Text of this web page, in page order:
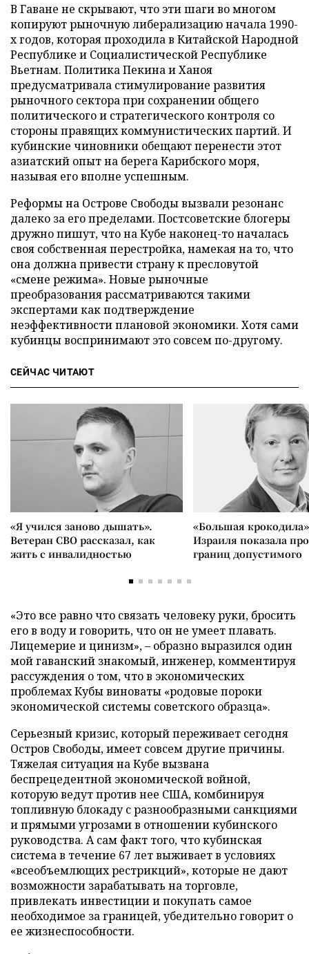
В Гаване не скрывают, что эти шаги во многом
копируют рыночную либерализацию начала 1990-
х годов, которая проходила в Китайской Народной
Республике и Социалистической Республике
Вьетнам. Политика Пекина и Ханоя
предусматривала стимулирование развития
рыночного сектора при сохранении общего
политического и стратегического контроля со
стороны правящих коммунистических партий. И
кубинские чиновники обещают перенести этот
азиатский опыт на берега Карибского моря,
называя его вполне успешным.
Реформы на Острове Свободы вызвали резонанс
далеко за его пределами. Постсоветские блогеры
дружно пишут, что на Кубе наконец-то началась
своя собственная перестройка, намекая на то, что
она должна привести страну к пресловутой
«смене режима». Новые рыночные
преобразования рассматриваются такими
экспертами как подтверждение
неэффективности плановой экономики. Хотя сами
кубинцы воспринимают это совсем по-другому.
СЕЙЧАС ЧИТАЮТ
«Я учился заново дышать».
Ветеран СВО рассказал, как
жить с инвалидностью
«Большая
Израиля показала
границ допустимого
«Это все равно что связать человеку руки, бросить
его в воду и говорить, что он не умеет плавать.
Лицемерие и цинизм», – образно выразился один
мой гаванский знакомый, инженер, комментируя
рассуждения о том, что в экономических
проблемах Кубы виноваты «родовые пороки
экономической системы советского образца».
Серьезный кризис, который переживает сегодня
Остров Свободы, имеет совсем другие причины.
Тяжелая ситуация на Кубе вызвана
беспрецедентной экономической войной,
которую ведут против нее США, комбинируя
топливную блокаду с разнообразными санкциями
и прямыми угрозами в отношении кубинского
руководства. А сам факт того, что кубинская
система в течение 67 лет выживает в условиях
«всеобъемлющих рестрикций», которые не дают
возможности зарабатывать на торговле,
привлекать инвестиции и покупать самое
необходимое за границей, убедительно говорит о
ее жизнеспособности.